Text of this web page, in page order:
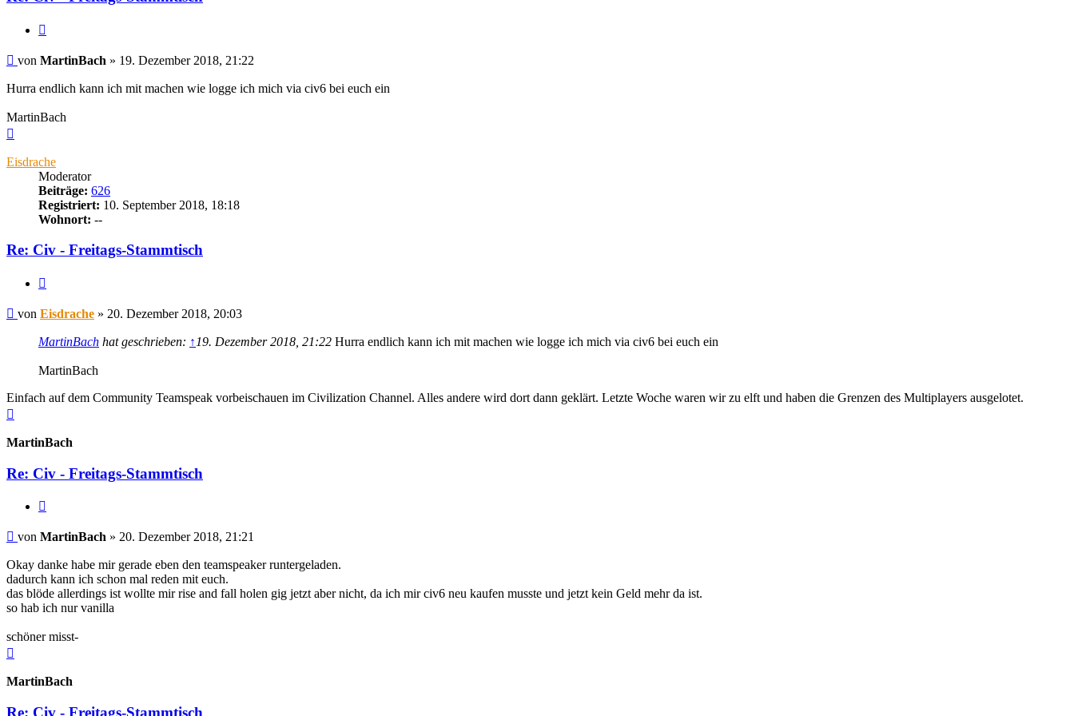
Beitrag
von MartinBach » 19. Dezember 2018, 21:22
Hurra endlich kann ich mit machen wie logge ich mich via civ6 bei euch ein
MartinBach
Eisdrache
Moderator
Beiträge: 626
Registriert: 10. September 2018, 18:18
Wohnort: --
Re: Civ - Freitags-Stammtisch
Beitrag
von Eisdrache » 20. Dezember 2018, 20:03
MartinBach hat geschrieben: ↑ 19. Dezember 2018, 21:22 Hurra endlich kann ich mit machen wie logge ich mich via civ6 bei euch ein
MartinBach
Einfach auf dem Community Teamspeak vorbeischauen im Civilization Channel. Alles andere wird dort dann geklärt. Letzte Woche waren wir zu elft und haben die Grenzen des Multiplayers ausgelotet.
MartinBach
Re: Civ - Freitags-Stammtisch
Beitrag
von MartinBach » 20. Dezember 2018, 21:21
Okay danke habe mir gerade eben den teamspeaker runtergeladen.
dadurch kann ich schon mal reden mit euch.
das blöde allerdings ist wollte mir rise and fall holen gig jetzt aber nicht, da ich mir civ6 neu kaufen musste und jetzt kein Geld mehr da ist.
so hab ich nur vanilla
schöner misst-
MartinBach
Re: Civ - Freitags-Stammtisch